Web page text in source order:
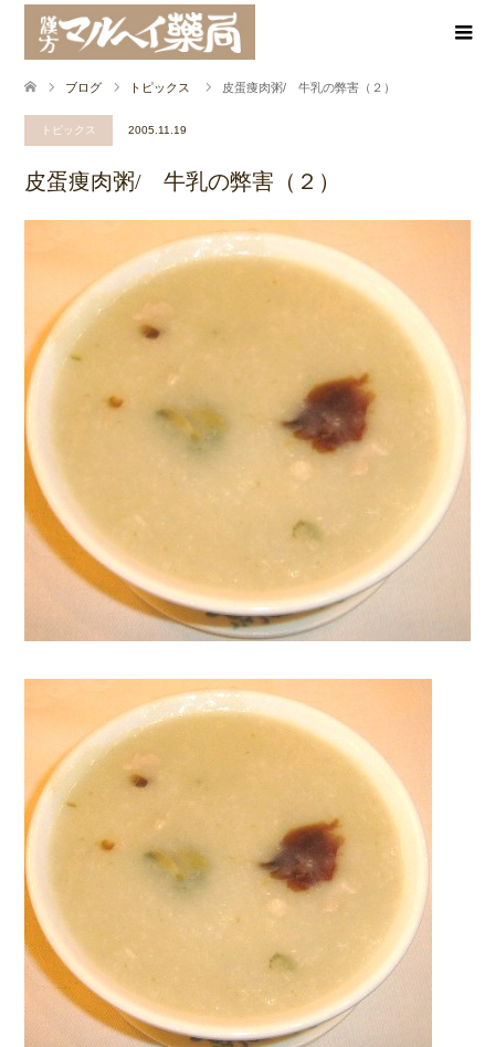
ブログ トピックス 皮蛋痩肉粥/ 牛乳の弊害（２）
トピックス 2005.11.19
皮蛋痩肉粥/ 牛乳の弊害（２）